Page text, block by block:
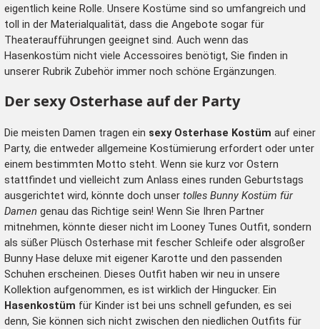
eigentlich keine Rolle. Unsere Kostüme sind so umfangreich und
toll in der Materialqualität, dass die Angebote sogar für
Theateraufführungen geeignet sind. Auch wenn das
Hasenkostüm nicht viele Accessoires benötigt, Sie finden in
unserer Rubrik Zubehör immer noch schöne Ergänzungen.
Der sexy Osterhase auf der Party
Die meisten Damen tragen ein sexy Osterhase Kostüm auf einer
Party, die entweder allgemeine Kostümierung erfordert oder unter
einem bestimmten Motto steht. Wenn sie kurz vor Ostern
stattfindet und vielleicht zum Anlass eines runden Geburtstags
ausgerichtet wird, könnte doch unser tolles Bunny Kostüm für
Damen genau das Richtige sein! Wenn Sie Ihren Partner
mitnehmen, könnte dieser nicht im Looney Tunes Outfit, sondern
als süßer Plüsch Osterhase mit fescher Schleife oder alsgroßer
Bunny Hase deluxe mit eigener Karotte und den passenden
Schuhen erscheinen. Dieses Outfit haben wir neu in unsere
Kollektion aufgenommen, es ist wirklich der Hingucker. Ein
Hasenkostüm für Kinder ist bei uns schnell gefunden, es sei
denn, Sie können sich nicht zwischen den niedlichen Outfits für